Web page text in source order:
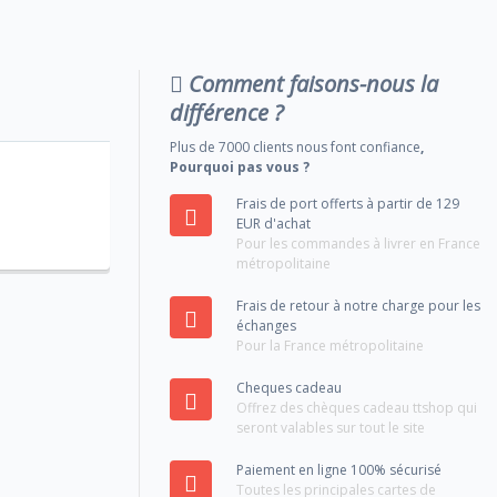
Comment faisons-nous la
différence ?
Plus de 7000 clients nous font confiance,
Pourquoi pas vous ?
Frais de port offerts à partir de 129
EUR d'achat
Pour les commandes à livrer en France
métropolitaine
Frais de retour à notre charge pour les
échanges
Pour la France métropolitaine
Cheques cadeau
Offrez des chèques cadeau ttshop qui
seront valables sur tout le site
Paiement en ligne 100% sécurisé
Toutes les principales cartes de